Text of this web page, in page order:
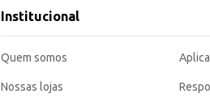
Institucional
Quem somos
Nossas lojas